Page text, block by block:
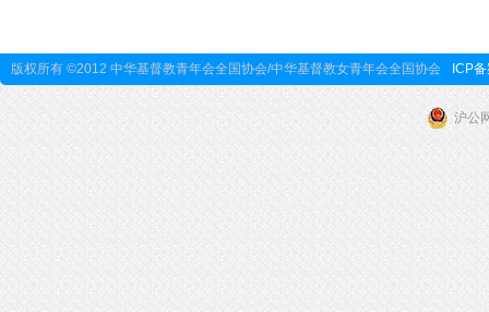
版权所有 ©2012 中华基督教青年会全国协会/中华基督教女青年会全国协会 ICP
沪公